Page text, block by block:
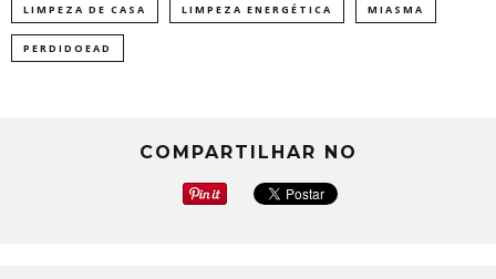
LIMPEZA DE CASA LIMPEZA ENERGÉTICA MIASMA
PERDIDOEAD
COMPARTILHAR NO